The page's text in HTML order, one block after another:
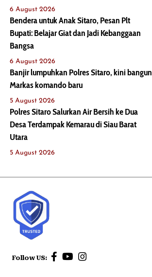
6 August 2026
Bendera untuk Anak Sitaro, Pesan Plt
Bupati: Belajar Giat dan Jadi Kebanggaan
Bangsa
6 August 2026
Banjir lumpuhkan Polres Sitaro, kini bangun
Markas komando baru
5 August 2026
Polres Sitaro Salurkan Air Bersih ke Dua
Desa Terdampak Kemarau di Siau Barat
Utara
5 August 2026
Follow US: